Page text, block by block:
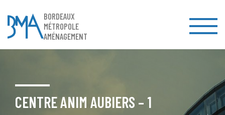
BORDEAUX
MÉTROPOLE
AMÉNAGEMENT
CENTRE ANIM AUBIERS – 1